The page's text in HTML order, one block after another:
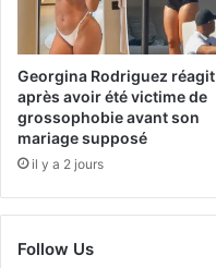
Georgina Rodriguez réagit
après avoir été victime de
grossophobie avant son
mariage supposé
il y a 2 jours
Follow Us